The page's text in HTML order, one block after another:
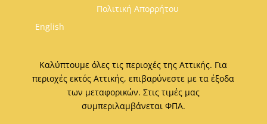
Πολιτική Απορρήτου
English
Καλύπτουμε όλες τις περιοχές της Αττικής. Για
περιοχές εκτός Αττικής, επιβαρύνεστε με τα έξοδα
των μεταφορικών. Στις τιμές μας
συμπεριλαμβάνεται ΦΠΑ.